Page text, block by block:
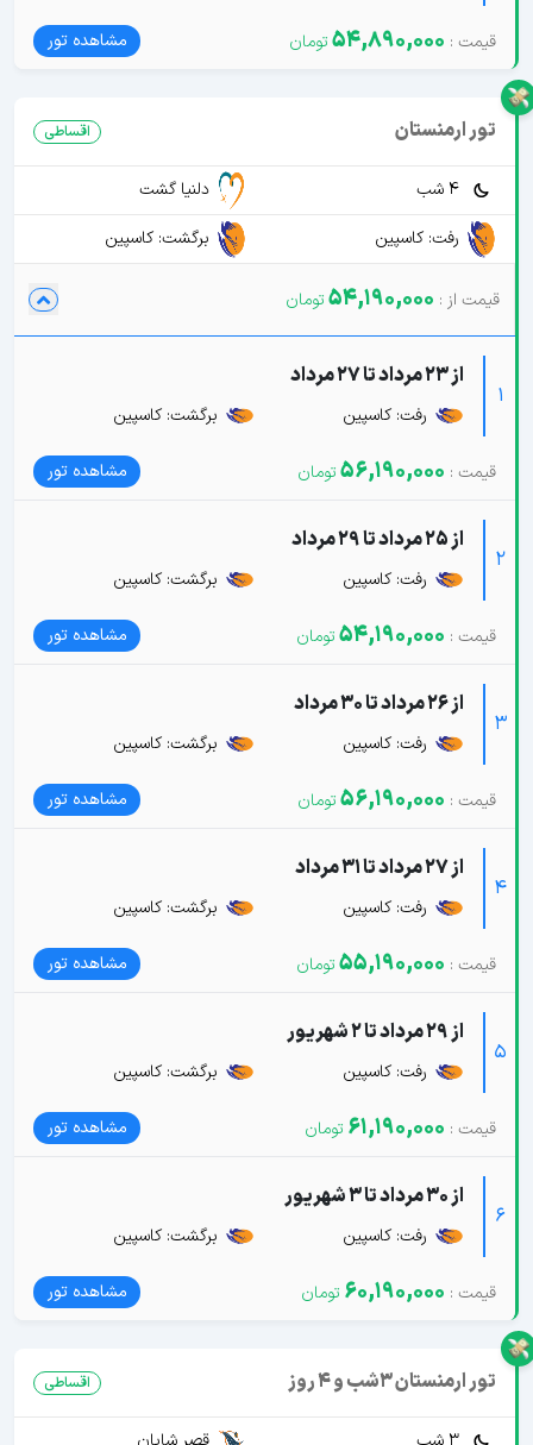
54,890,000 مشاهده تور
تور ارمنستان اقساطی
4 شب
دلنیا گشت
رفت: کاسپین
برگشت: کاسپین
54,190,000
1
از 23 مرداد تا 27 مرداد
رفت: کاسپین برگشت: کاسپین
56,190,000 مشاهده تور
2
از 25 مرداد تا 29 مرداد
رفت: کاسپین برگشت: کاسپین
54,190,000 مشاهده تور
3
از 26 مرداد تا 30 مرداد
رفت: کاسپین برگشت: کاسپین
56,190,000 مشاهده تور
4
از 27 مرداد تا 31 مرداد
رفت: کاسپین برگشت: کاسپین
55,190,000 مشاهده تور
5
از 29 مرداد تا 2 شهریور
رفت: کاسپین برگشت: کاسپین
61,190,000 مشاهده تور
6
از 30 مرداد تا 3 شهریور
رفت: کاسپین برگشت: کاسپین
60,190,000 مشاهده تور
تور ارمنستان 3شب و 4 روز اقساطی